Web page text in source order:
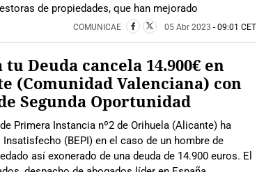
de propiedades, que han mejorado
COMUNICAE 05 Abr 2023 - 09:01 CET
tu Deuda cancela 14.900€ en
(Comunidad Valenciana) con
Segunda Oportunidad
Primera Instancia nº2 de Orihuela (Alicante) ha
(BEPI) en el caso de un hombre de
así exonerado de una deuda de 14.900 euros. El